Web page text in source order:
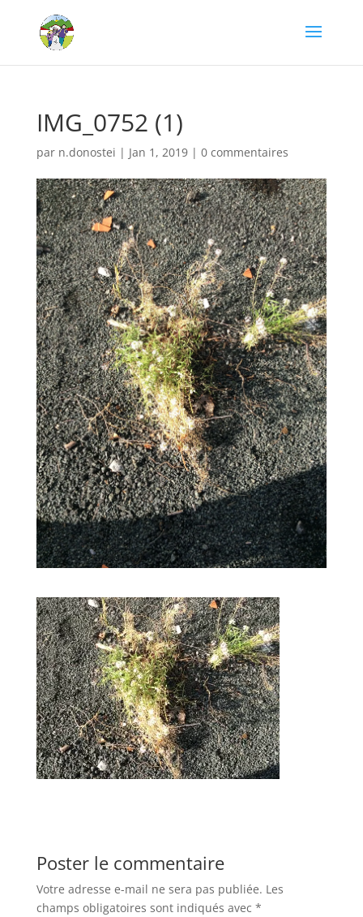
IMG_0752 (1)
par n.donostei | Jan 1, 2019| 0 commentaires
Poster le commentaire
Votre adresse e-mail ne sera pas publiée. Les
champs obligatoires sont indiqués avec *